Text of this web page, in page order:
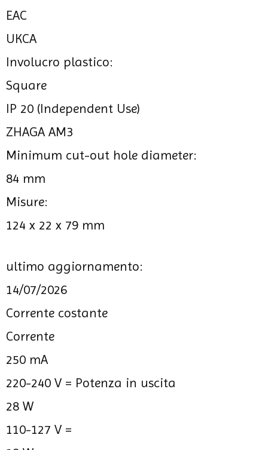
EAC
UKCA
Involucro plastico:
Square
IP 20 (Independent Use)
ZHAGA AM3
Minimum cut-out hole diameter:
84 mm
Misure:
124 x 22 x 79 mm
ultimo aggiornamento:
14/07/2026
Corrente costante
Corrente
250 mA
220-240 V = Potenza in uscita
28 W
110-127 V =